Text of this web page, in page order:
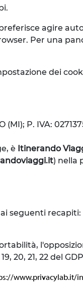
agire
Per una
dei
P. IVA:
è Itinerando
) nella
ai seguenti recapiti:
20, 21, 22 del
www.privacylab.it/